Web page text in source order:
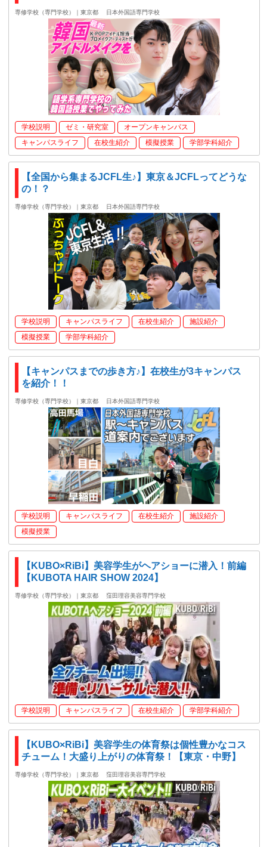
専修学校（専門学校）｜東京都 日本外国語専門学校
学校説明 ゼミ・研究室
オープンキャンパス
キャンパスライフ
在校生紹介 模擬授業 学部学科紹介
【全国から集まるJCFL生♪】東京＆JCFLってどうな
の！？
専修学校（専門学校）｜東京都 日本外国語専門学校
学校説明 キャンパスライフ 在校生紹介
施設紹介
模擬授業
学部学科紹介
【キャンパスまでの歩き方♪】在校生が3キャンパス
を紹介！！
専修学校（専門学校）｜東京都 日本外国語専門学校
学校説明 キャンパスライフ 在校生紹介
施設紹介
模擬授業
【KUBO×RiBi】美容学生がヘアショーに潜入！前編
【KUBOTA HAIR SHOW 2024】
専修学校（専門学校）｜東京都 窪田理容美容専門学校
学校説明 キャンパスライフ 在校生紹介 学部学科紹介
【KUBO×RiBi】美容学生の体育祭は個性豊かなコス
チューム！大盛り上がりの体育祭！【東京・中野】
専修学校（専門学校）｜東京都 窪田理容美容専門学校